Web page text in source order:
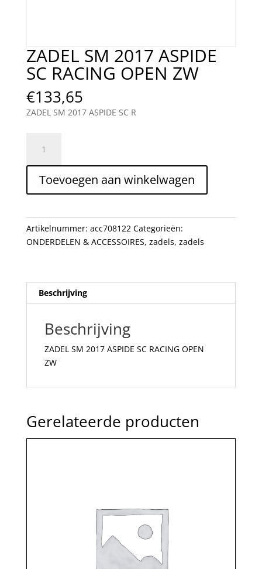
ZADEL SM 2017 ASPIDE
SC RACING OPEN ZW
€133,65
ZADEL SM 2017 ASPIDE SC R
2017
ASPIDE
SC
OPEN
ZW
aantal
Toevoegen aan winkelwagen
Artikelnummer: acc708122 Categorieën:
ONDERDELEN & ACCESSOIRES, zadels, zadels
Beschrijving
Beschrijving
ZADEL SM 2017 ASPIDE SC RACING OPEN
ZW
Gerelateerde producten